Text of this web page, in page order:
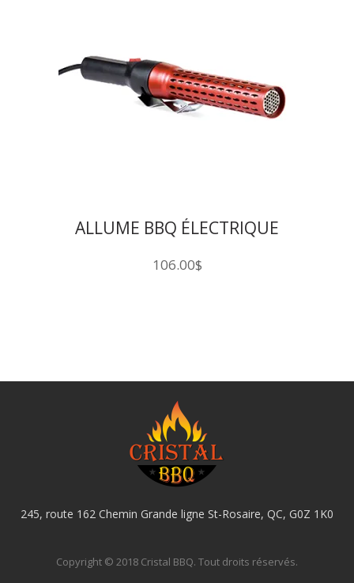
ALLUME BBQ ÉLECTRIQUE
106.00$
245, route 162 Chemin Grande ligne St-Rosaire, QC, G0Z 1K0
Copyright © 2018 Cristal BBQ. Tout droits réservés.